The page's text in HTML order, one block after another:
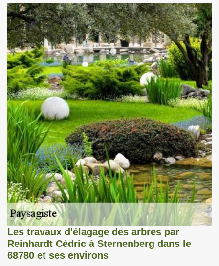
Les travaux d'élagage des arbres par
Reinhardt Cédric à Sternenberg dans le
68780 et ses environs